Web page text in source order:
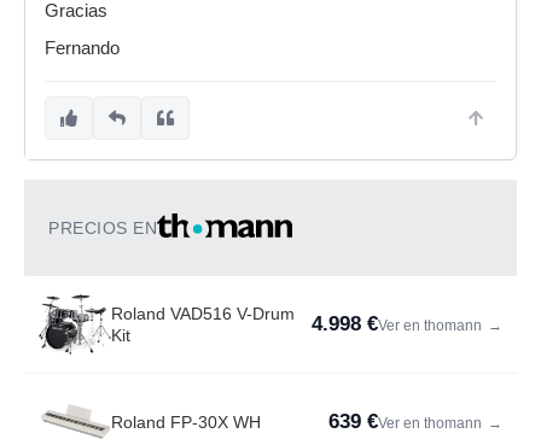
Gracias
Fernando
PRECIOS EN
Roland VAD516 V-Drum
Kit
4.998 €Ver en thomann →
Roland FP-30X WH 639 €Ver en thomann →